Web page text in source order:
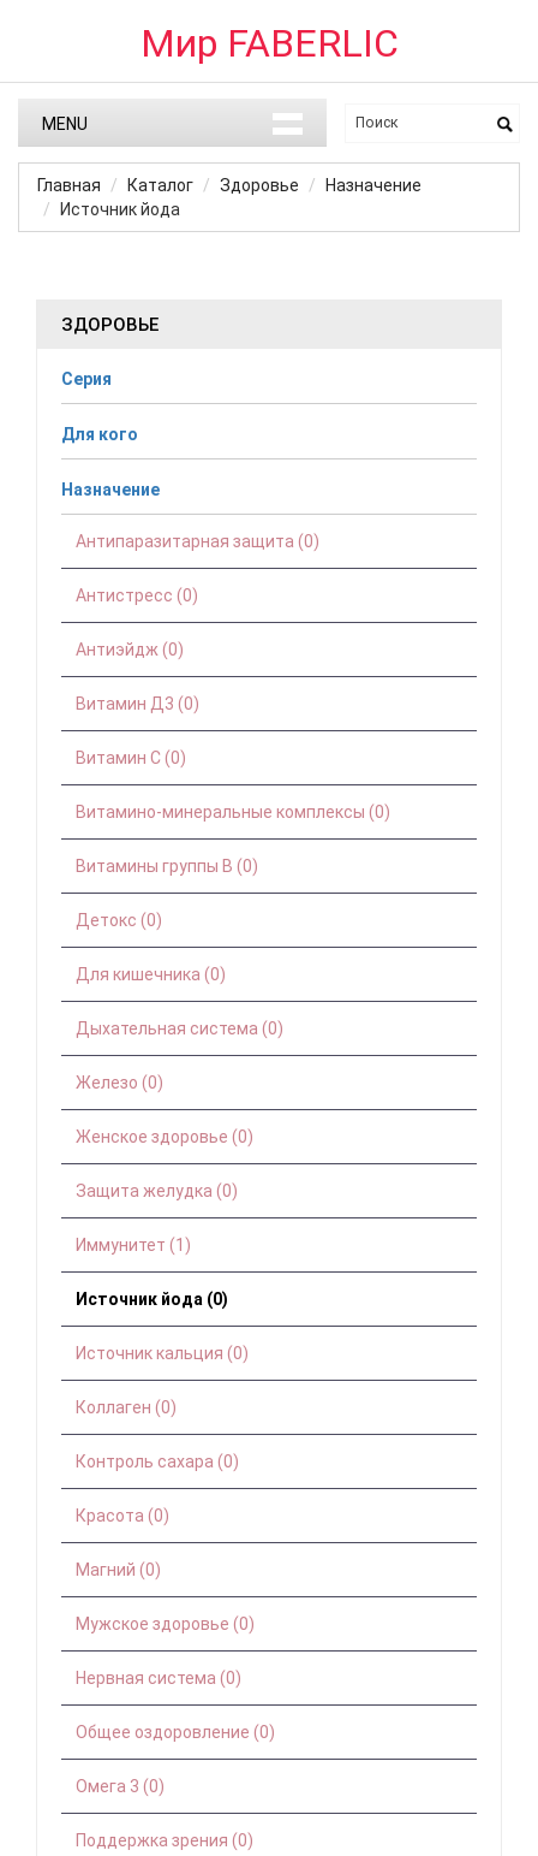
Мир FABERLIC
MENU
Главная Каталог Здоровье
Назначение
Источник йода
ЗДОРОВЬЕ
Серия
Для кого
Назначение
Антипаразитарная защита (0)
Антистресс (0)
Антиэйдж (0)
Витамин Д3 (0)
Витамин С (0)
Витамино-минеральные комплексы (0)
Витамины группы B (0)
Детокс (0)
Для кишечника (0)
Дыхательная система (0)
Железо (0)
Женское здоровье (0)
Защита желудка (0)
Иммунитет (1)
Источник йода (0)
Источник кальция (0)
Коллаген (0)
Контроль сахара (0)
Красота (0)
Магний (0)
Мужское здоровье (0)
Нервная система (0)
Общее оздоровление (0)
Омега 3 (0)
Поддержка зрения (0)